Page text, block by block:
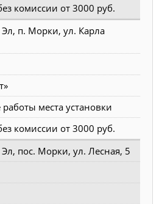
комиссии от 3000 руб.
п. Морки, ул. Карла
места установки
комиссии от 3000 руб.
пос. Морки, ул. Лесная, 5